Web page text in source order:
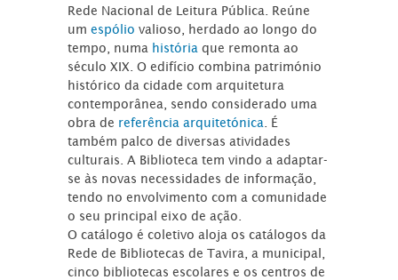
Rede Nacional de Leitura Pública. Reúne
umespóliovalioso, herdado ao longo do
tempo, numa história que remonta ao
século XIX. O edifício combina património
histórico da cidade com arquitetura
contemporânea, sendo considerado uma
obra de referência arquitetónica . É
também palco de diversas atividades
culturais. A Biblioteca tem vindo a adaptar-
se às novas necessidades de informação,
tendo no envolvimento com a comunidade
o seu principal eixo de ação.
O catálogo é coletivo aloja os catálogos da
Rede de Bibliotecas de Tavira, a municipal,
cinco bibliotecas escolares e os centros de